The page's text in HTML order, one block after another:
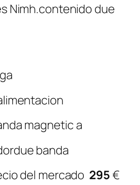
Nimh.contenido due
magnetic a
banda
del mercado 295€